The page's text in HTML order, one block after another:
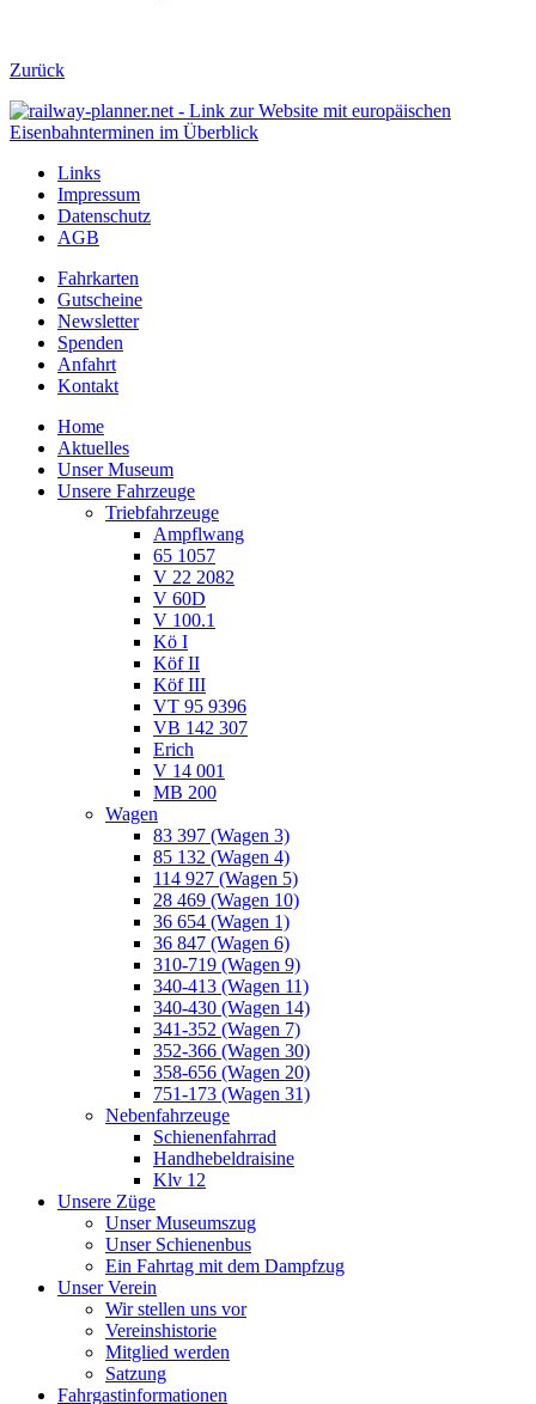
Zurück
Links
Impressum
Datenschutz
AGB
Fahrkarten
Gutscheine
Newsletter
Spenden
Anfahrt
Kontakt
Home
Aktuelles
Unser Museum
Unsere Fahrzeuge
Triebfahrzeuge
Ampflwang
65 1057
V 22 2082
V 60D
V 100.1
Kö I
Köf II
Köf III
VT 95 9396
VB 142 307
Erich
V 14 001
MB 200
Wagen
83 397 (Wagen 3)
85 132 (Wagen 4)
114 927 (Wagen 5)
28 469 (Wagen 10)
36 654 (Wagen 1)
36 847 (Wagen 6)
310-719 (Wagen 9)
340-413 (Wagen 11)
340-430 (Wagen 14)
341-352 (Wagen 7)
352-366 (Wagen 30)
358-656 (Wagen 20)
751-173 (Wagen 31)
Nebenfahrzeuge
Schienenfahrrad
Handhebeldraisine
Klv 12
Unsere Züge
Unser Museumszug
Unser Schienenbus
Ein Fahrtag mit dem Dampfzug
Unser Verein
Wir stellen uns vor
Vereinshistorie
Mitglied werden
Satzung
Fahrgastinformationen